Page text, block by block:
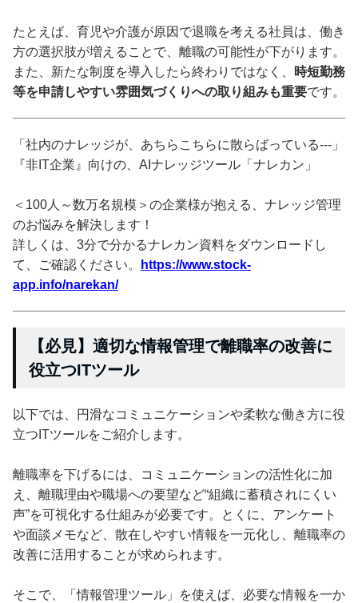
たとえば、育児や介護が原因で退職を考える社員は、働き
方の選択肢が増えることで、離職の可能性が下がります。
また、新たな制度を導入したら終わりではなく、
時短勤務
等を申請しやすい雰囲気づくりへの取り組みも重要です。
「社内のナレッジが、あちらこちらに散らばっている---」
『非IT企業』向けの、AIナレッジツール「ナレカン」
＜100人～数万名規模＞の企業様が抱える、ナレッジ管理
のお悩みを解決します！
詳しくは、3分で分かるナレカン資料をダウンロードし
て、ご確認ください。
https://www.stock-
app.info/narekan/
【必見】適切な情報管理で離職率の改善に
役立つITツール
以下では、円滑なコミュニケーションや柔軟な働き方に役
立つITツールをご紹介します。
離職率を下げるには、コミュニケーションの活性化に加
え、離職理由や職場への要望など“組織に蓄積されにくい
声”を可視化する仕組みが必要です。とくに、アンケート
や面談メモなど、散在しやすい情報を一元化し、離職率の
改善に活用することが求められます。
そこで、「情報管理ツール」を使えば、必要な情報を一か